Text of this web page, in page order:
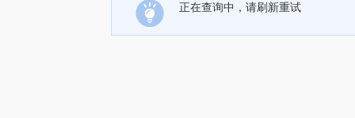
正在查询中，请刷新重试